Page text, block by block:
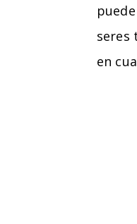
seres
en